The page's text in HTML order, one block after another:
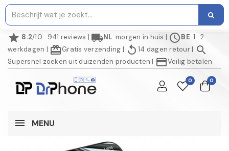
star 8.2/10 · 941 reviews | local_shippingNL: morgen in huis | scheduleBE: 1–2
werkdagen | redeemGratis verzending | replay 14 dagen retour| search
Supersnel zoeken uit duizenden producten | credit_cardVeilig betalen
0 0
MENU